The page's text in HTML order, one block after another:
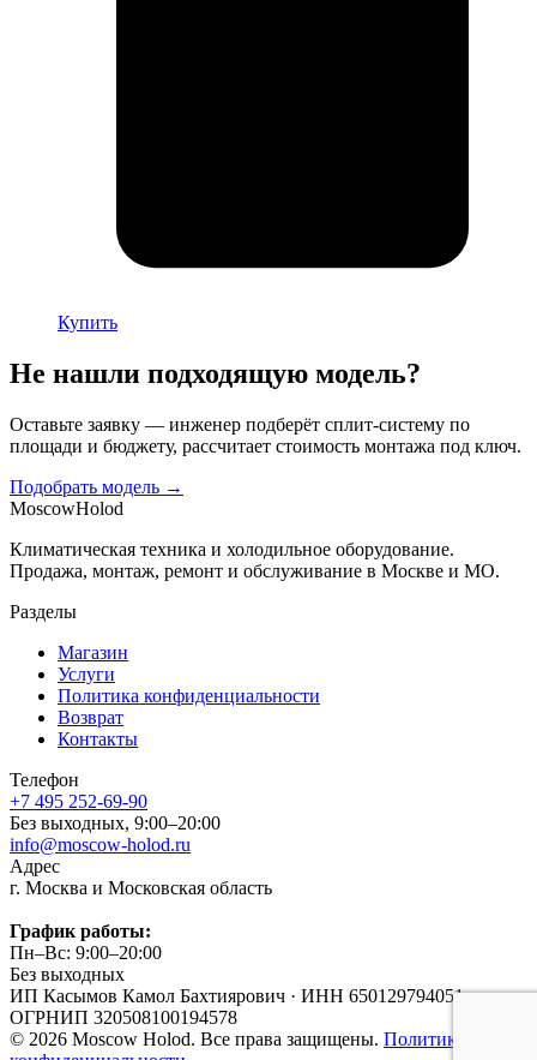
Купить
Не нашли подходящую модель?
Оставьте заявку — инженер подберёт сплит-систему по
площади и бюджету, рассчитает стоимость монтажа под ключ.
Подобрать модель →
MoscowHolod
Климатическая техника и холодильное оборудование.
Продажа, монтаж, ремонт и обслуживание в Москве и МО.
Разделы
Магазин
Услуги
Политика конфиденциальности
Возврат
Контакты
Телефон
+7 495 252-69-90
Без выходных, 9:00–20:00
info@moscow-holod.ru
Адрес
г. Москва и Московская область
График работы:
Пн–Вс: 9:00–20:00
Без выходных
ИП Касымов Камол Бахтиярович · ИНН 650129794051 ·
ОГРНИП 320508100194578
© 2026 Moscow Holod. Все права защищены. Политика